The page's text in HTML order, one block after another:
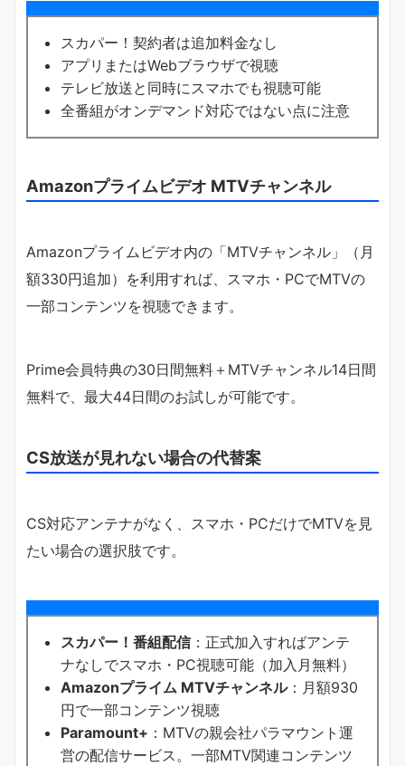
スカパー！契約者は追加料金なし
アプリまたはWebブラウザで視聴
テレビ放送と同時にスマホでも視聴可能
全番組がオンデマンド対応ではない点に注意
Amazonプライムビデオ MTVチャンネル
Amazonプライムビデオ内の「MTVチャンネル」（月
額330円追加）を利用すれば、スマホ・PCでMTVの
一部コンテンツを視聴できます。
Prime会員特典の30日間無料＋MTVチャンネル14日間
無料で、最大44日間のお試しが可能です。
CS放送が見れない場合の代替案
CS対応アンテナがなく、スマホ・PCだけでMTVを見
たい場合の選択肢です。
スカパー！番組配信：正式加入すればアンテ
ナなしでスマホ・PC視聴可能（加入月無料）
Amazonプライム MTVチャンネル：月額930
円で一部コンテンツ視聴
Paramount+ ：MTVの親会社パラマウント運
営の配信サービス。一部MTV関連コンテンツ